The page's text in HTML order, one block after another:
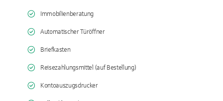
Immobilienberatung
Automatischer Türöffner
Briefkasten
Reisezahlungsmittel (auf Bestellung)
Kontoauszugsdrucker